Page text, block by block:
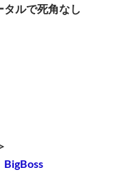
タルで死角なし
BigBoss